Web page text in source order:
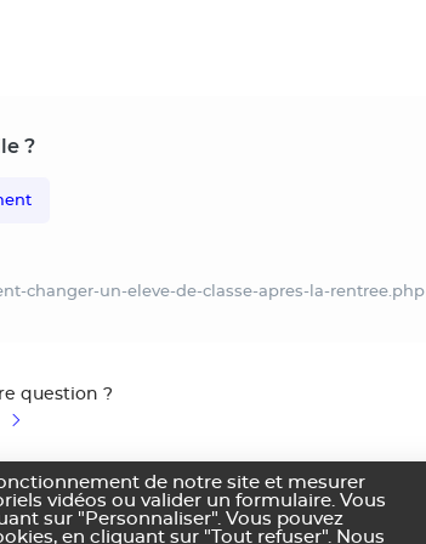
?
changer-un-eleve-de-classe-apres-la-rentree.php
question ?
de notre site et mesurer
vidéos ou valider un formulaire. Vous
sur "Personnaliser". Vous pouvez
en cliquant sur "Tout refuser". Nous